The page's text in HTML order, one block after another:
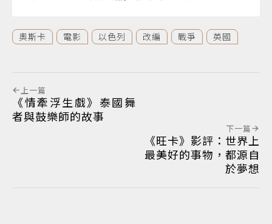
奧斯卡 電影 以色列 改編 戰爭 英國
上一篇
《情牽浮生戲》泰國舞
者與鼓樂師的故事
下一篇
《旺卡》影評：世界上
最美好的事物，都源自
於夢想